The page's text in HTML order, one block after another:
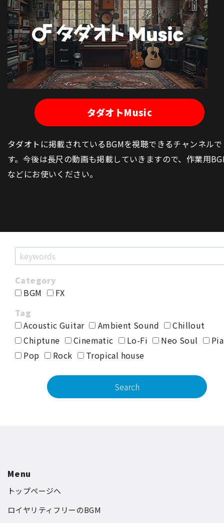
タダオトMusic
タダオトに掲載されているBGMを視聴できるチャンネルで
す。今後は長尺の動画も掲載していきますので、作業用
などにお使いください。
BGM FX
Acoustic Guitar Ambient Sound
Chillout
Chiptune
Cinematic Lo-Fi Neo Soul
Pop
Rock Tropical house
Menu
トップページへ
ロイヤリティフリーのBGM